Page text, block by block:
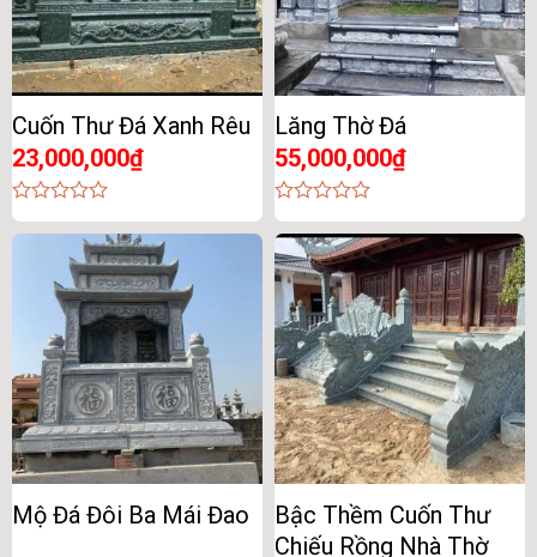
Cuốn Thư Đá Xanh Rêu
23,000,000₫
0
out
Lăng Thờ Đá
55,000,000₫
0
out
of
5
Mộ Đá Đôi Ba Mái Đao
Bậc Thềm Cuốn Thư
Chiếu Rồng Nhà Thờ